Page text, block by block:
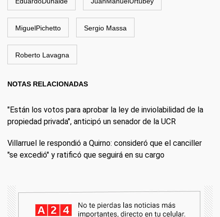
MiguelPichetto Sergio Massa
Roberto Lavagna
NOTAS RELACIONADAS
"Están los votos para aprobar la ley de inviolabilidad de la
propiedad privada", anticipó un senador de la UCR
Villarruel le respondió a Quirno: consideró que el canciller
"se excedió" y ratificó que seguirá en su cargo